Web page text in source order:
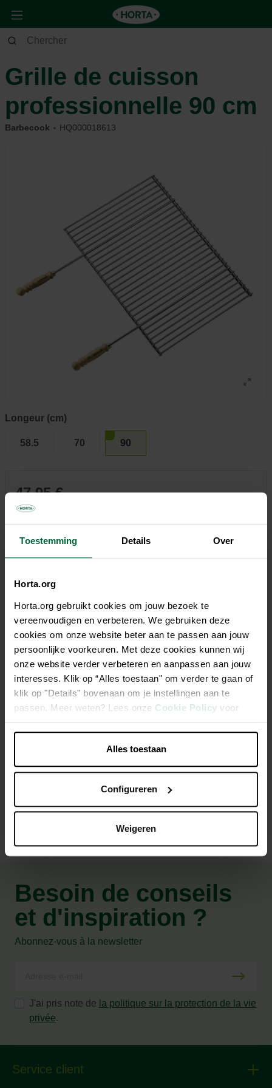
Toestemming Details Over
Horta.org
Horta.org gebruikt cookies om jouw bezoek te
vereenvoudigen en verbeteren. We gebruiken deze
cookies om onze website beter aan te passen aan jouw
persoonlijke voorkeuren. Met deze cookies kunnen wij
onze website verder verbeteren en aanpassen aan jouw
interesses. Klik op “Alles toestaan" om verder te gaan of
klik op "Details" bovenaan om je instellingen aan te
passen. Meer weten? Lees onze Cookie Policy voor
meer informatie.
Alles toestaan
Configureren
Weigeren
Jardin Barbecue
Grille de cuisson
professionnelle 90 cm
Barbecook HQ000018613
Longeur (cm)
58.5 70 90
47,95 €
Tous les magasins n'ont pas la même gamme
Description
Barbecook grille de cuisson professionnelle en chrome et
bois 90x40cm FSC 100% sgsch-coc-041337
Grille chromée.
Peut être raccourcie pour s'adapter à vos besoins.
Facile à nettoyer.
Besoin de conseils
et d'inspiration ?
Abonnez-vous à la newsletter
J'ai pris note de la politique sur la protection de la vie
privée.
Service client